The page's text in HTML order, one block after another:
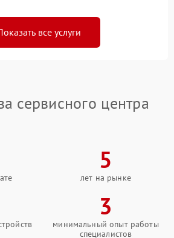
все услуги
сервисного центра
5
лет на рынке
3
минимальный опыт работы
специалистов